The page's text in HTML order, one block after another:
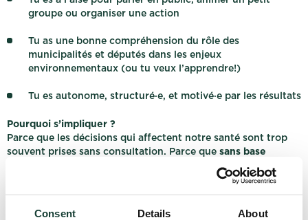
Consent Details About
groupe ou organiser une action
Tu as une bonne compréhension du rôle des
municipalités et députés dans les enjeux
environnementaux (ou tu veux l’apprendre!)
Tu es autonome, structuré·e, et motivé·e par les résultats
Pourquoi s’impliquer ?
Parce que les décisions qui affectent notre santé sont trop
souvent prises sans consultation. Parce que sans base
, notre voix pèse moins. Et
tu peux être la personne qui transforme
une cause portée par quelques bénévoles en un vrai